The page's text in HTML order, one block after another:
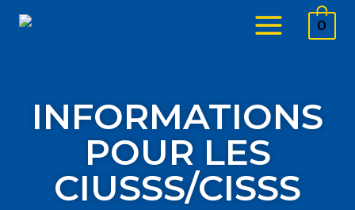
0
INFORMATIONS
POUR LES
CIUSSS/CISSS